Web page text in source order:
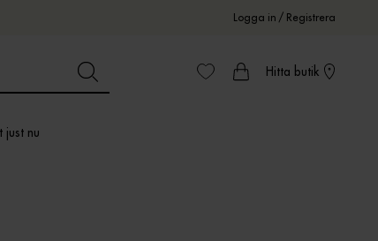
Logga in / Registrera
Hitta butik
just nu